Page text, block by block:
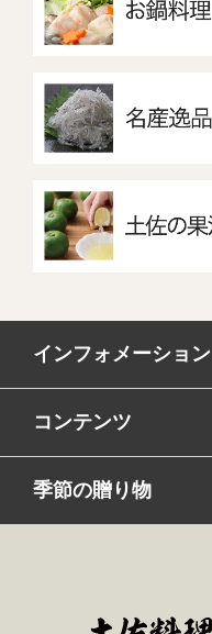
インフォメーション
コンテンツ
季節の贈り物